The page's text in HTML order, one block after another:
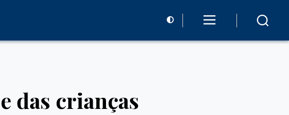
das crianças